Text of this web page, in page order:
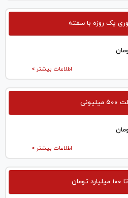
یک روزه با سفته
اطلاعات بیشتر >
اطلاعات بیشتر >